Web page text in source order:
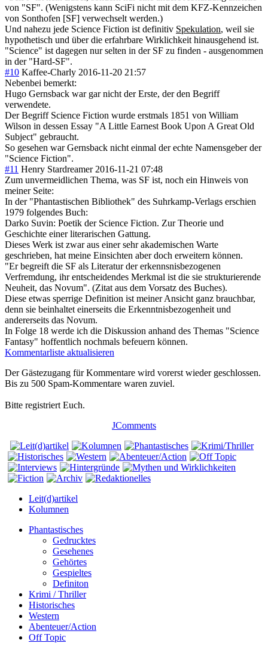
von "SF". (Wenigstens kann SciFi nicht mit dem KFZ-Kennzeichen
von Sonthofen [SF] verwechselt werden.)
Und nahezu jede Science Fiction ist definitiv Spekulation, weil sie
hypothetisch und über die erfahrbare Wirklichkeit hinausgehend ist.
"Science" ist dagegen nur selten in der SF zu finden - ausgenommen
in der "Hard-SF".
#10 Kaffee-Charly 2016-11-20 21:57
Nebenbei bemerkt:
Hugo Gernsback war gar nicht der Erste, der den Begriff
verwendete.
Der Begriff Science Fiction wurde erstmals 1851 von William
Wilson in dessen Essay "A Little Earnest Book Upon A Great Old
Subject" gebraucht.
So gesehen war Gernsback nicht einmal der echte Namensgeber der
"Science Fiction".
#11 Henry Stardreamer 2016-11-21 07:48
Zum unvermeidlichen Thema, was SF ist, noch ein Hinweis von
meiner Seite:
In der "Phantastischen Bibliothek" des Suhrkamp-Verlags erschien
1979 folgendes Buch:
Darko Suvin: Poetik der Science Fiction. Zur Theorie und
Geschichte einer literarischen Gattung.
Dieses Werk ist zwar aus einer sehr akademischen Warte
geschrieben, hat meine Einsichten aber doch erweitern können.
"Er begreift die SF als Literatur der erkennsnisbezogenen
Verfremdung, ihr entscheidendes Merkmal ist die sie strukturierende
Neuheit, das Novum". (Zitat aus dem Vorsatz des Buches).
Diese etwas sperrige Definition ist meiner Ansicht ganz brauchbar,
denn sie beinhaltet einerseits die Erkenntnisbezogenheit und
andererseits das Novum.
In Folge 18 werde ich die Diskussion anhand des Themas "Science
Fantasy" hoffentlich nochmals befeuern können.
Kommentarliste aktualisieren
Der Gästezugang für Kommentare wird vorerst wieder geschlossen.
Bis zu 500 Spam-Kommentare waren zuviel.
Bitte registriert Euch.
JComments
Leit(d)artikel
Kolumnen
Phantastisches
Gedrucktes
Gesehenes
Gehörtes
Gespieltes
Definiton
Krimi / Thriller
Historisches
Western
Abenteuer/Action
Off Topic